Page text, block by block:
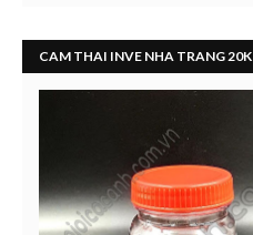
CAM THAI INVE NHA TRANG 20K